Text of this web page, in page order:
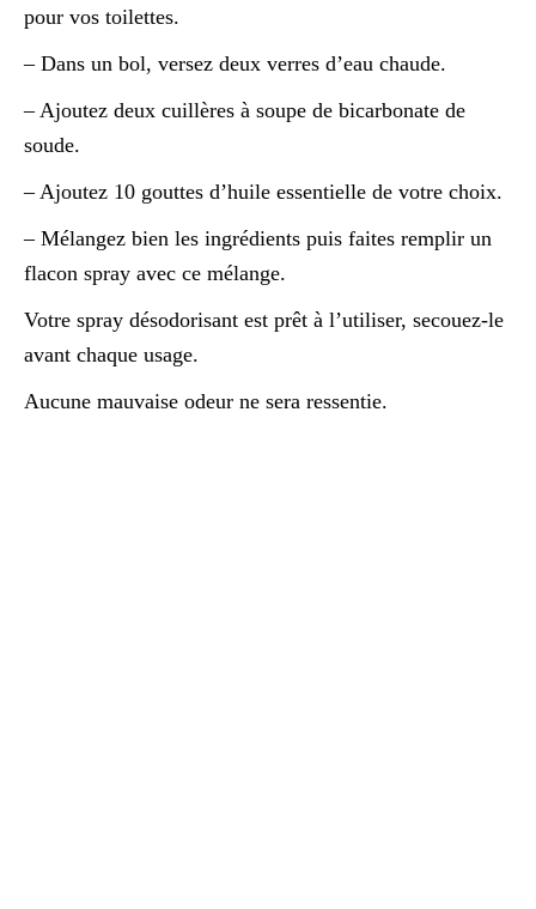
pour vos toilettes.
– Dans un bol, versez deux verres d’eau chaude.
– Ajoutez deux cuillères à soupe de bicarbonate de
soude.
– Ajoutez 10 gouttes d’huile essentielle de votre choix.
– Mélangez bien les ingrédients puis faites remplir un
flacon spray avec ce mélange.
Votre spray désodorisant est prêt à l’utiliser, secouez-le
avant chaque usage.
Aucune mauvaise odeur ne sera ressentie.